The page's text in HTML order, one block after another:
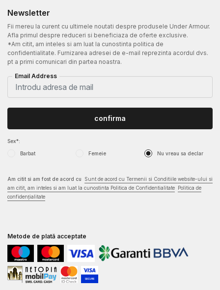
Newsletter
Fii mereu la curent cu ultimele noutati despre produsele Under Armour.
Afla primul despre reduceri si beneficiaza de oferte exclusive.
*Am citit, am inteles si am luat la cunostinta politica de
confidentialitate. Furnizarea adresei de e-mail reprezinta acordul dvs.
pt a primi comunicari din partea noastra.
Email Address
Sex*:
Barbat Femeie Nu vreau sa declar
confirma
Am citit si am fost de acord cu
Sunt de acord cu Termenii si Conditiile website-ului si
am citit, am inteles si am luat la cunostinta Politica de Confidentialitate Politica de
confidențialitate
Metode de plată acceptate